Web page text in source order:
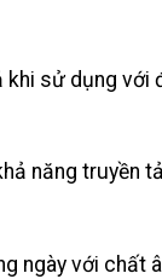
khi sử dụng
năng truyền
ngày với chất